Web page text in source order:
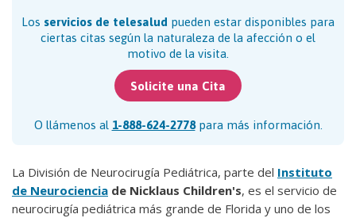
Los servicios de telesalud pueden estar disponibles para
ciertas citas según la naturaleza de la afección o el
motivo de la visita.
Solicite una Cita
O llámenos al 1-888-624-2778para más información.
La División de Neurocirugía Pediátrica, parte del Instituto
de Neurociencia de Nicklaus Children's, es el servicio de
neurocirugía pediátrica más grande de Florida y uno de los